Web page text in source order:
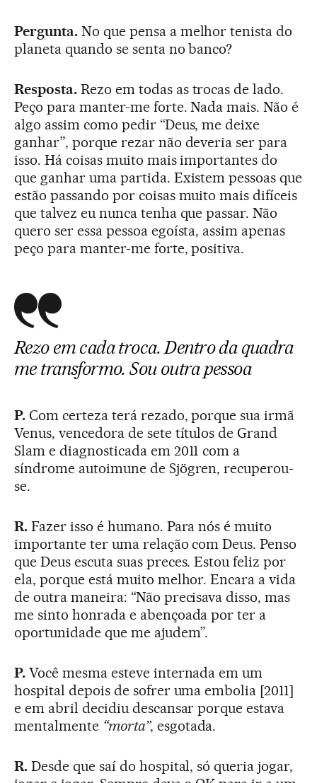
Pergunta.No que pensa a melhor tenista do
planeta quando se senta no banco?
Resposta.Rezo em todas as trocas de lado.
Peço para manter-me forte. Nada mais. Não é
algo assim como pedir “Deus, me deixe
ganhar”, porque rezar não deveria ser para
isso. Há coisas muito mais importantes do
que ganhar uma partida. Existem pessoas que
estão passando por coisas muito mais difíceis
que talvez eu nunca tenha que passar. Não
quero ser essa pessoa egoísta, assim apenas
peço para manter-me forte, positiva.
Rezo em cada troca. Dentro da quadra
me transformo. Sou outra pessoa
P.Com certeza terá rezado, porque sua irmã
Venus, vencedora de sete títulos de Grand
Slam e diagnosticada em 2011 com a
síndrome autoimune de Sjögren, recuperou-
se.
R.Fazer isso é humano. Para nós é muito
importante ter uma relação com Deus. Penso
que Deus escuta suas preces. Estou feliz por
ela, porque está muito melhor. Encara a vida
de outra maneira: “Não precisava disso, mas
me sinto honrada e abençoada por ter a
oportunidade que me ajudem”.
P.Você mesma esteve internada em um
hospital depois de sofrer uma embolia [2011]
e em abril decidiu descansar porque estava
mentalmente “morta”, esgotada.
R.Desde que saí do hospital, só queria jogar,